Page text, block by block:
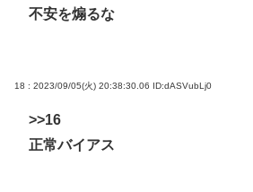
不安を煽るな
18 : 2023/09/05(火) 20:38:30.06 ID:dASVubLj0
>>16
正常バイアス